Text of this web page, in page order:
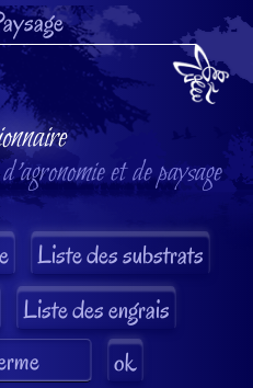
et de paysage
Liste des substrats
Liste des engrais